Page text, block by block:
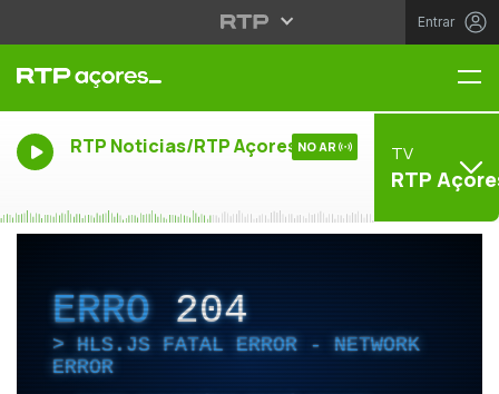
Entrar
RTP Noticias/RTP Açores NO AR TV
RTP
ERRO204
HLS.JS FATAL ERROR - NETWORK
ERROR